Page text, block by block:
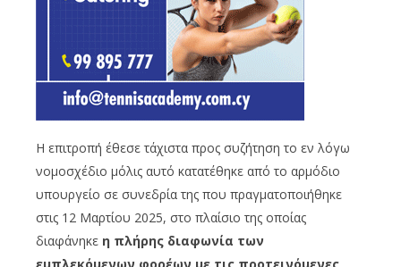
Η επιτροπή έθεσε τάχιστα προς συζήτηση το εν λόγω
νομοσχέδιο μόλις αυτό κατατέθηκε από το αρμόδιο
υπουργείο σε συνεδρία της που πραγματοποιήθηκε
στις 12 Μαρτίου 2025, στο πλαίσιο της οποίας
διαφάνηκε η πλήρης διαφωνία των